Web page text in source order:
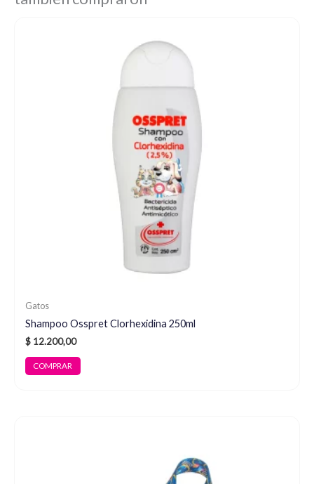
Gatos
Shampoo Osspret Clorhexidina 250ml
$12.200,00
COMPRAR